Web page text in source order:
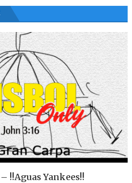
!!Aguas Yankees!!